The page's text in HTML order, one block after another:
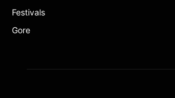
Festivals
Gore